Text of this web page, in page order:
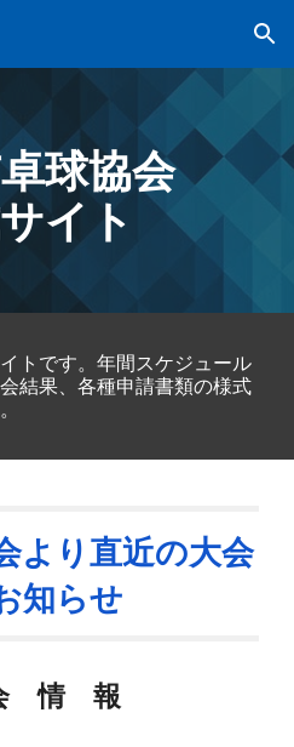
Skip to navigation
球協会
イト
トです。年間スケジュール
結果、各種申請書類の様式
より直近の大会
知らせ
情 報